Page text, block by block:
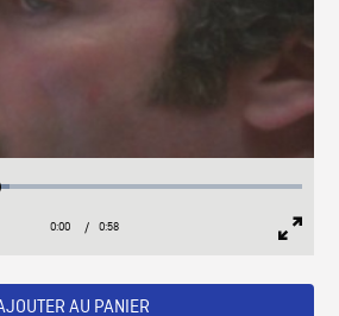
Loaded:
Current
0:00 / Duration
0:58
AU PANIER